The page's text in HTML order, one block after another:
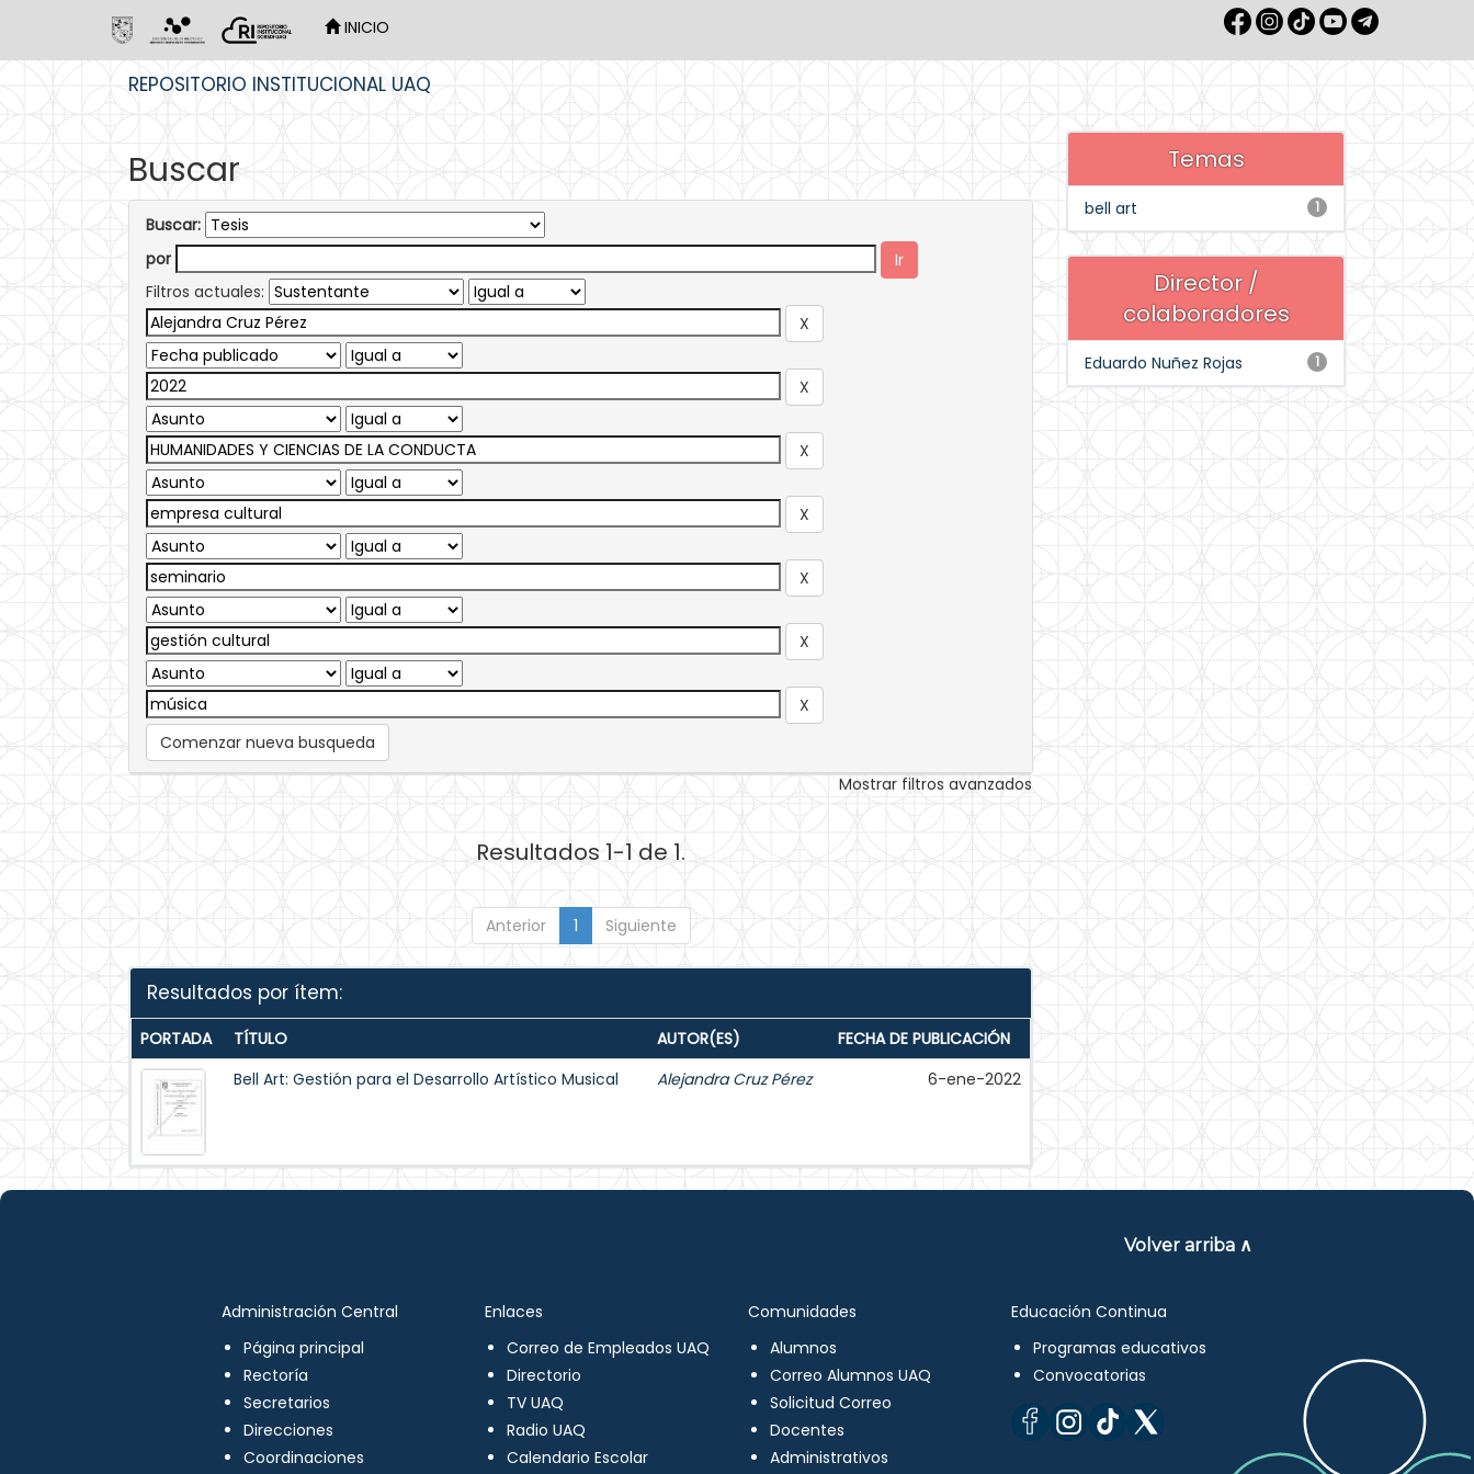
INICIO
REPOSITORIO INSTITUCIONAL UAQ
Buscar
Buscar:
por
Filtros actuales:
Comenzar nueva busqueda
Mostrar filtros avanzados
Resultados 1-1 de 1.
Anterior 1 Siguiente
Resultados por ítem:
PORTADA TÍTULO AUTOR(ES)
FECHA DE PUBLICACIÓN
Bell Art: Gestión para el Desarrollo Artístico Musical
Alejandra Cruz Pérez 6-ene-2022
Temas
1
bell art
Director /
colaboradores
1
Eduardo Nuñez Rojas
Volver arriba ∧
Administración Central
Página principal
Rectoría
Secretarios
Direcciones
Coordinaciones
Enlaces
Correo de Empleados UAQ
Directorio
TV UAQ
Radio UAQ
Calendario Escolar
Comunidades
Alumnos
Correo Alumnos UAQ
Solicitud Correo
Docentes
Administrativos
Educación Continua
Programas educativos
Convocatorias